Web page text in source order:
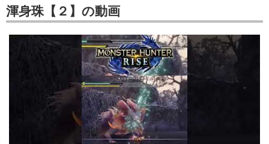
渾身珠【２】の動画